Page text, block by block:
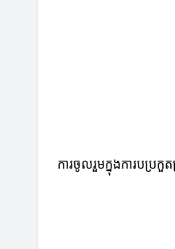
ការចូលរួមក្នុងការបប្